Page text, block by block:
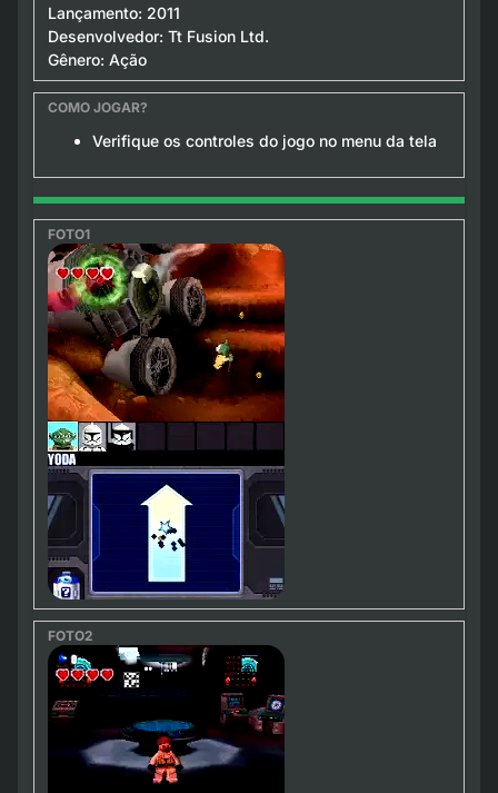
Lançamento: 2011
Desenvolvedor: Tt Fusion Ltd.
Gênero: Ação
Verifique os controles do jogo no menu da tela